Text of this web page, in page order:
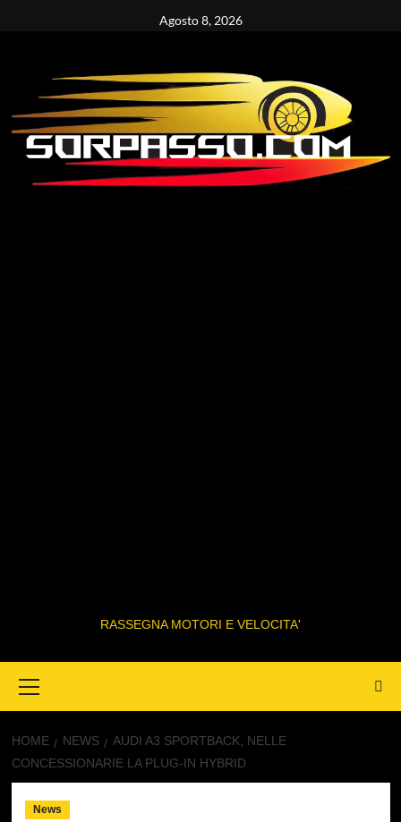
Agosto 8, 2026
RASSEGNA MOTORI E VELOCITA'
Menu
HOME NEWS
AUDI A3 SPORTBACK, NELLE
CONCESSIONARIE LA PLUG-IN HYBRID
News